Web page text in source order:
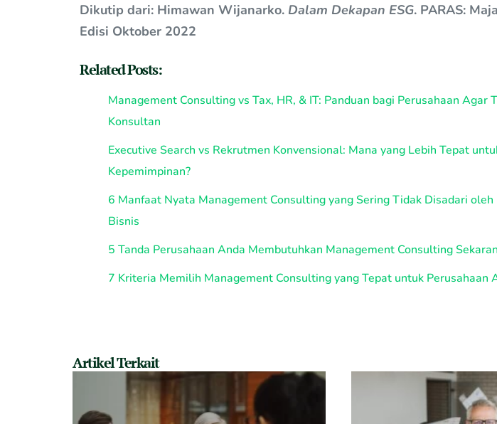
Dikutip dari: Himawan Wijanarko. Dalam Dekapan ESG. PARAS:
Edisi Oktober 2022
Related Posts:
Management Consulting vs Tax, HR, & IT: Panduan bagi Perusahaan Agar
Konsultan
Executive Search vs Rekrutmen Konvensional: Mana yang Lebih Tepat
Kepemimpinan?
6 Manfaat Nyata Management Consulting yang Sering Tidak Disadari oleh
Bisnis
5 Tanda Perusahaan Anda Membutuhkan Management Consulting
7 Kriteria Memilih Management Consulting yang Tepat untuk Perusahaan
Artikel Terkait